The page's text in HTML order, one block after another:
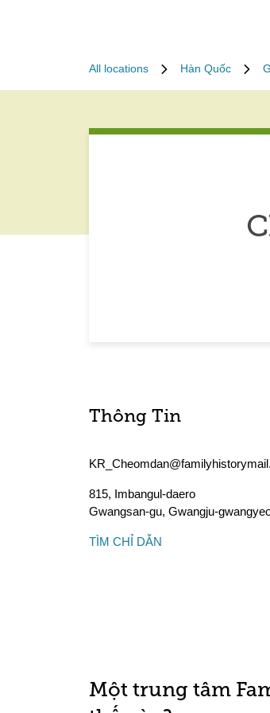
All locations Hàn Quốc
Thông Tin
815, Imbangul-daero
Gwangsan-gu, Gwangju-
TÌM CHỈ DẪN
Một trung tâm